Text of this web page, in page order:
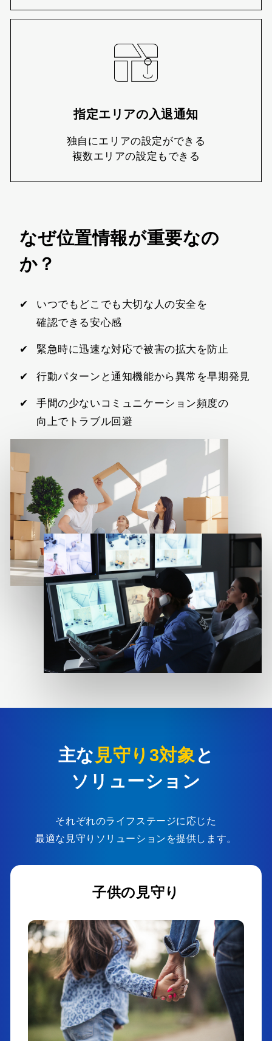
指定エリアの入退通知
独自にエリアの設定ができる
複数エリアの設定もできる
なぜ位置情報が重要なの
か？
いつでもどこでも大切な人の安全を
確認できる安心感
緊急時に迅速な対応で被害の拡大を防止
行動パターンと通知機能から異常を早期発見
手間の少ないコミュニケーション頻度の
向上でトラブル回避
主な 見守り3対象と
ソリューション
それぞれのライフステージに応じた
最適な見守りソリューションを提供します。
子供の見守り